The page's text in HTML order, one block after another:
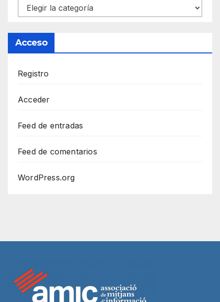
Categorías
Acceso
Registro
Acceder
Feed de entradas
Feed de comentarios
WordPress.org